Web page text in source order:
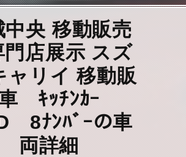
中央 移動販売
門店展示 スズ
ャリイ 移動販
ｷｯﾁﾝｶｰ
8ﾅﾝﾊﾞｰの車
両詳細